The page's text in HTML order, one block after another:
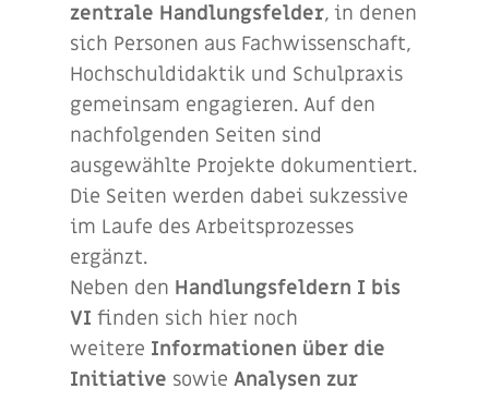
zentrale Handlungsfelder, in denen
sich Personen aus Fachwissenschaft,
Hochschuldidaktik und Schulpraxis
gemeinsam engagieren. Auf den
nachfolgenden Seiten sind
ausgewählte Projekte dokumentiert.
Die Seiten werden dabei sukzessive
im Laufe des Arbeitsprozesses
ergänzt.
Neben den Handlungsfeldern I bis
VI finden sich hier noch
weitere Informationen über die
Initiative sowie Analysen zur